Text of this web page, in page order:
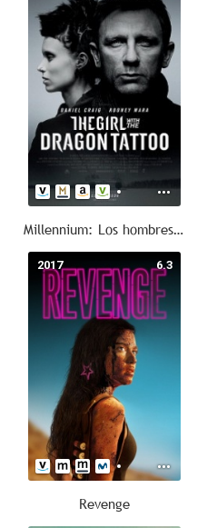
Millennium: Los hombres que no amaban a las mujeres
6.3
2017
Revenge